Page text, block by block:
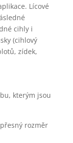
Lícové
cihly i
(cihlový
zídek,
kterým jsou
rozměr